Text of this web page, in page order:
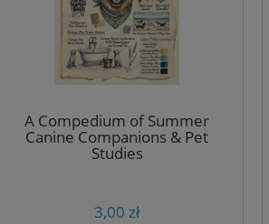
A Compedium of Summer
Canine Companions & Pet
Studies
3,00 zł